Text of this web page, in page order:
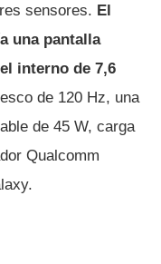
sensores. El
una pantalla
interno de 7,6
de 120 Hz, una
de 45 W, carga
Qualcomm